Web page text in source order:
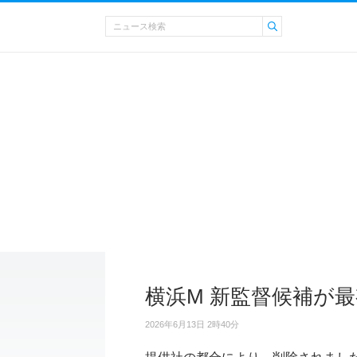
横浜M 新監督候補が
2026年6月13日 2時40分